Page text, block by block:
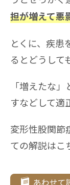
担が増えて悪
とくに、疾患
るとどうして
「増えたな
すなどして適
変形性股関節
ての解説はこ